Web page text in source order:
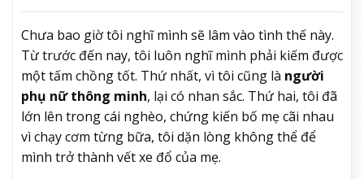
Chưa bao giờ tôi nghĩ mình sẽ lâm vào tình thế này.
Từ trước đến nay, tôi luôn nghĩ mình phải kiếm được
một tấm chồng tốt. Thứ nhất, vì tôi cũng là người
phụ nữ thông minh, lại có nhan sắc. Thứ hai, tôi đã
lớn lên trong cái nghèo, chứng kiến bố mẹ cãi nhau
vì chạy cơm từng bữa, tôi dặn lòng không thể để
mình trở thành vết xe đổ của mẹ.